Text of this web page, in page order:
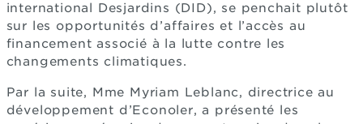
international Desjardins (DID), se penchait plutôt
sur les opportunités d’affaires et l’accès au
financement associé à la lutte contre les
changements climatiques.
Par la suite, Mme Myriam Leblanc, directrice au
développement d’Econoler, a présenté les